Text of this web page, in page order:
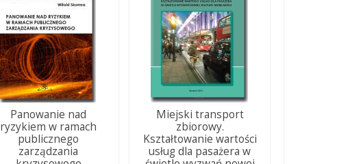
Panowanie nad
ryzykiem w ramach
publicznego
zarządzania
Miejski transport
zbiorowy.
Kształtowanie wartości
usług dla pasażera w